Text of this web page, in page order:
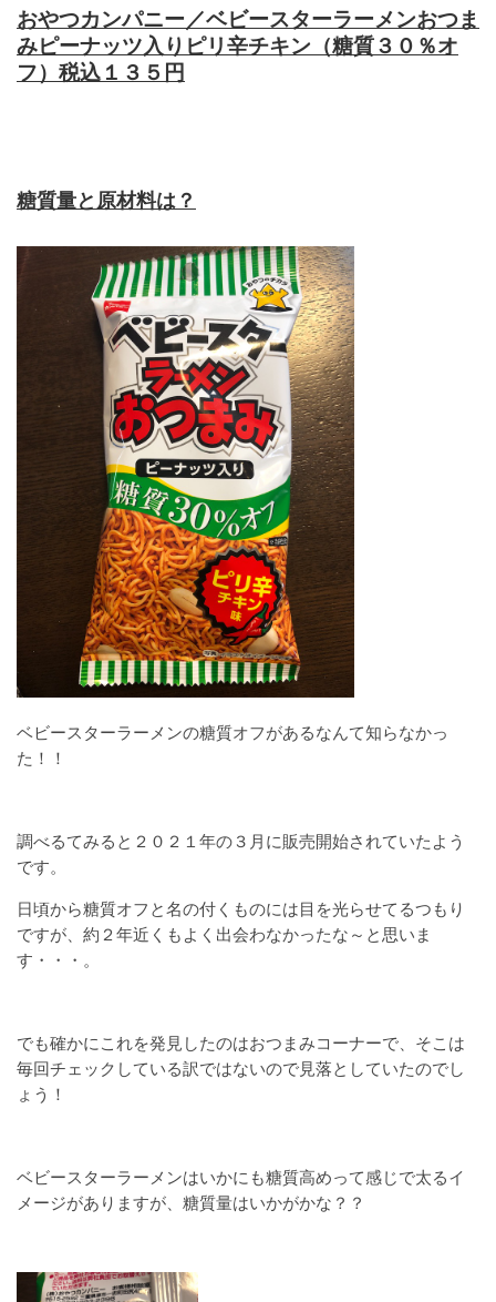
おやつカンパニー／ベビースターラーメンおつま
みピーナッツ入りピリ辛チキン（糖質３０％オ
フ）税込１３５円
糖質量と原材料は？
ベビースターラーメンの糖質オフがあるなんて知らなかっ
た！！
調べるてみると２０２１年の３月に販売開始されていたよう
です。
日頃から糖質オフと名の付くものには目を光らせてるつもり
ですが、約２年近くもよく出会わなかったな～と思いま
す・・・。
でも確かにこれを発見したのはおつまみコーナーで、そこは
毎回チェックしている訳ではないので見落としていたのでし
ょう！
ベビースターラーメンはいかにも糖質高めって感じで太るイ
メージがありますが、糖質量はいかがかな？？